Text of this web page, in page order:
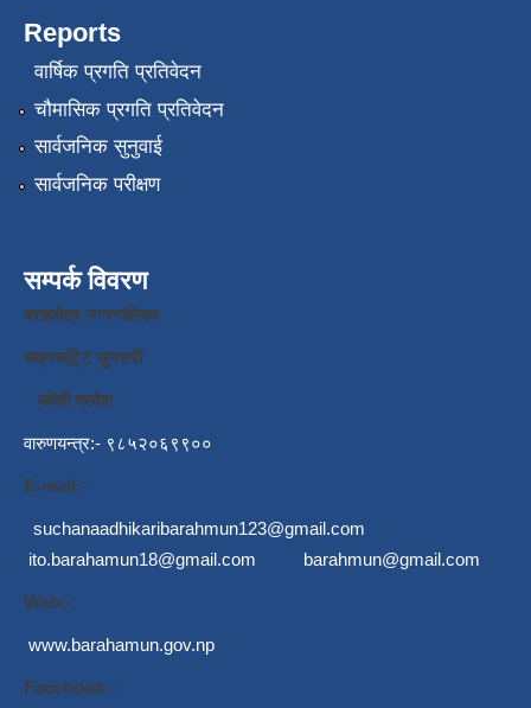
Reports
वार्षिक प्रगति प्रतिवेदन
चौमासिक प्रगति प्रतिवेदन
सार्वजनिक सुनुवाई
सार्वजनिक परीक्षण
सम्पर्क विवरण
बराहक्षेत्र नगरपालिका
चक्रघट्टि सुनसरी
कोशी प्रदेश
वारुणयन्त्र:- ९८५२०६९९००
E-mail:-
suchanaadhikaribarahmun123@gmail.com
ito.barahamun18@gmail.com
barahmun@gmail.com
Web:-
www.barahamun.gov.np
Facebook:-